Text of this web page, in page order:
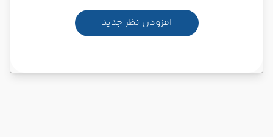
افزودن نظر جدید